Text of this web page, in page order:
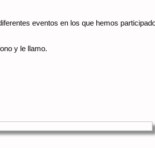
eventos en los que hemos
y le llamo.